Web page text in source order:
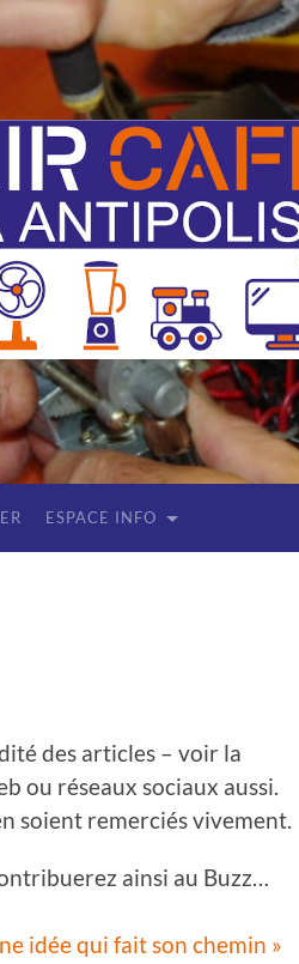
Repair
Café
Sophia
Antipolis
(Antibes
ESPACE INFO
des articles – voir la
ou réseaux sociaux aussi.
soient remerciés vivement.
ainsi au Buzz…
idée qui fait son chemin »